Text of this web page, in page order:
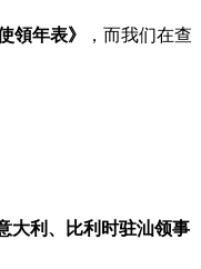
領年表》
，而我们在查
大利、比利时驻汕领事